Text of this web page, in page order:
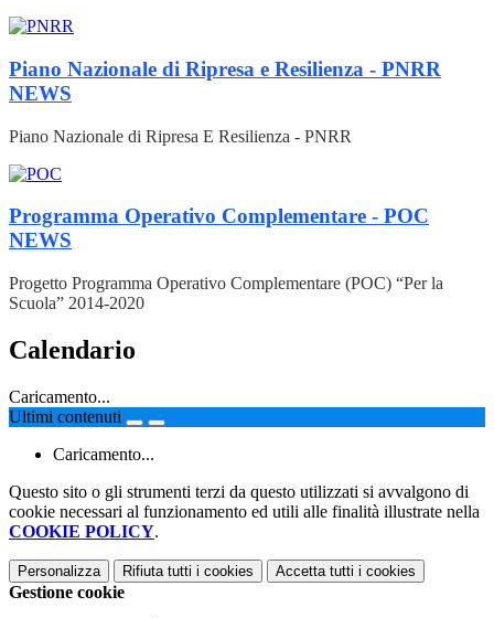
Piano Nazionale di Ripresa e Resilienza - PNRR
NEWS
Piano Nazionale di Ripresa E Resilienza - PNRR
Programma Operativo Complementare - POC
NEWS
Progetto Programma Operativo Complementare (POC) “Per la
Scuola” 2014-2020
Calendario
Caricamento...
Ultimi contenuti
Caricamento...
Questo sito o gli strumenti terzi da questo utilizzati si avvalgono di
cookie necessari al funzionamento ed utili alle finalità illustrate nella
COOKIE POLICY.
Personalizza Rifiuta tutti i cookies Accetta tutti i cookies
Gestione cookie